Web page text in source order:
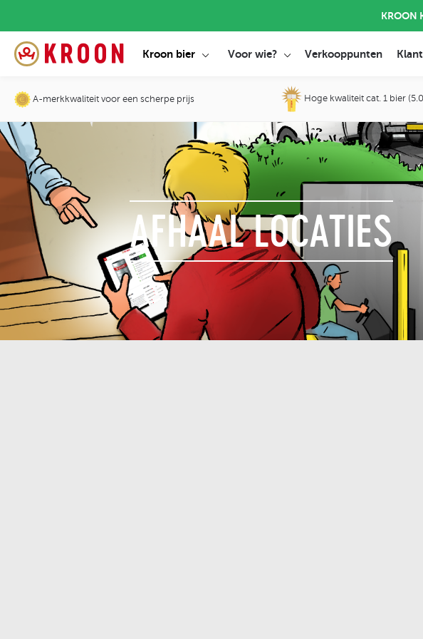
KROON
Kroon bier Voor wie? Verkooppunten
A-merkkwaliteit voor een scherpe prijs Hoge kwaliteit cat. 1 bier
AFHAAL LOCATIES